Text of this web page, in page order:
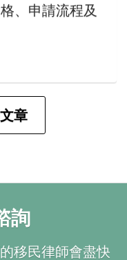
、申請流程及
章
詢
移民律師會盡快